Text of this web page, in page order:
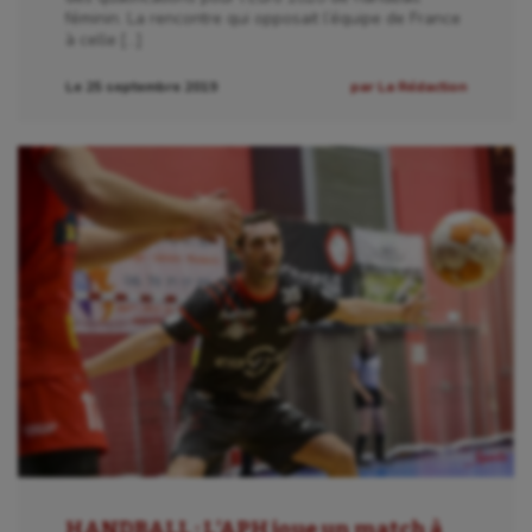
Patinage artistique
Roller-derby
Sarbacane
Sauvetage sportif
Sport adapté
Sport handicap
Sport santé
féminin. La rencontre qui opposait l’équipe de France
à celle […]
Le 25 septembre 2019 par La Rédaction